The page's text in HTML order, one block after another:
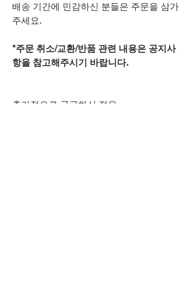
배송 기간에 민감하신 분들은 주문을 삼가
주세요.
*주문 취소/교환/반품 관련 내용은 공지사
항을 참고해주시기 바랍니다.
추가적으로 궁금하신 점은